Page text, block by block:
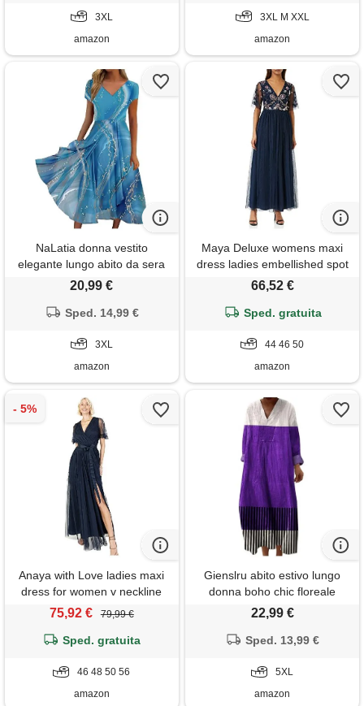
3XL
amazon
3XL M XXL
amazon
NaLatia donna vestito
elegante lungo abito da sera
scollo a v manica corta
aderente estivo taglie forti
cocktail
20,99 €
Sped. 14,99 €
3XL
amazon
Maya Deluxe womens maxi
dress ladies embellished spot
mesh a-line v-neck dress for
prom ball occasion, vestito
66,52 €
Sped. gratuita
44 46 50
amazon
Anaya with Love ladies maxi
dress for women v neckline
short sleeve frilly long empire
bridesmaid maid of honour,
75,92 € 79,99 €
Sped. gratuita
46 48 50 56
amazon
Gienslru abito estivo lungo
donna boho chic floreale
vintage, scollo a v maniche
tasche, vestito elegante
estate taglie forti curvy 2026
moda cerimonia
22,99 €
Sped. 13,99 €
5XL
amazon